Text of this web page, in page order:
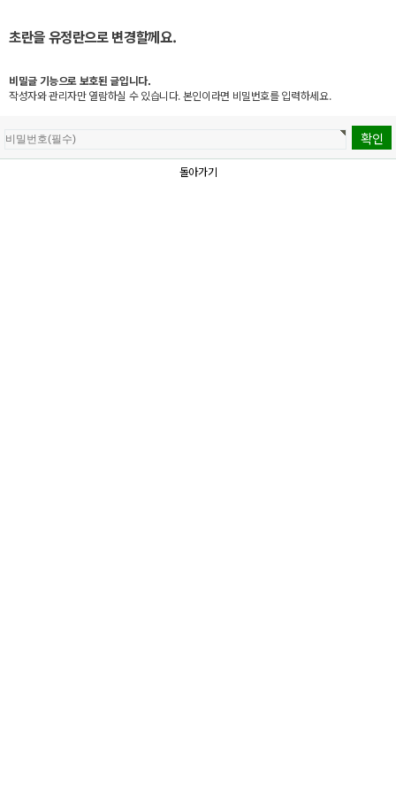
초란을 유정란으로 변경할께요.
비밀글 기능으로 보호된 글입니다.
작성자와 관리자만 열람하실 수 있습니다. 본인이라면 비밀번호를 입력하세요.
돌아가기